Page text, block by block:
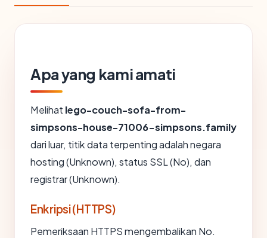
Apa yang kami amati
Melihat lego-couch-sofa-from-
simpsons-house-71006-simpsons.family
dari luar, titik data terpenting adalah negara
hosting (Unknown), status SSL (No), dan
registrar (Unknown).
Enkripsi (HTTPS)
Pemeriksaan HTTPS mengembalikan No.